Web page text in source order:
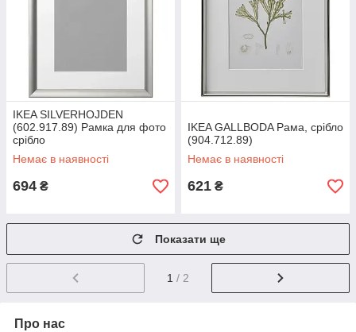
IKEA SILVERHOJDEN
(602.917.89) Рамка для фото
срібло
Немає в наявності
694 ₴
IKEA GALLBODA Рама, срібло
(904.712.89)
Немає в наявності
621 ₴
Показати ще
1 / 2
Про нас